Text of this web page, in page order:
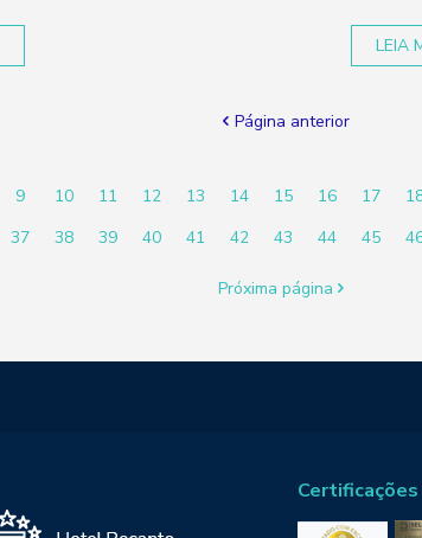
LEIA
Página anterior
9 10 11 12 13 14 15 16 17
37 38 39 40 41 42 43 44 45
Próxima página